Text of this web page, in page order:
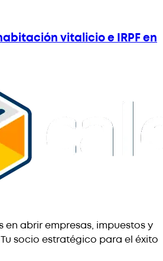
vitalicio e IRPF en
en abrir empresas, impuestos y
socio estratégico para el éxito